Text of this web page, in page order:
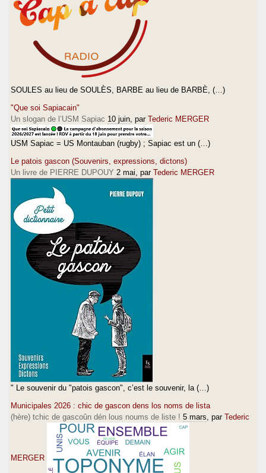
SOULES au lieu de SOULÈS, BARBE au lieu de BARBÈ, (…)
"Que soi Sapiacain"
Un slogan de l’USM Sapiac 10 juin , par Tederic MERGER
USM Sapiac = US Montauban (rugby) ; Sapiac est un (…)
Le patois gascon (Souvenirs, expressions, dictons)
Un livre de PIERRE DUPOUY 2 mai , par Tederic MERGER
" Le souvenir du "patois gascon", c’est le souvenir, la (…)
Municipales 2026 : chic de gascon dens los noms de lista
(hère) tchic de gascoûn dén lous noums de liste ! 5 mars , par Tederic
MERGER